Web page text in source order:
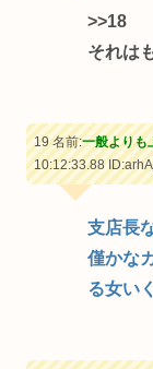
>>18
それは
19 名前:一般よりも
10:12:33.88
支店長
僅かな
る女い